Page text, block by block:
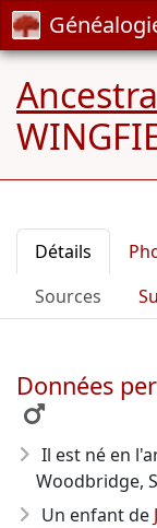
Détails
Sources
Données
Il est né en
Woodbridge,
Un enfant de